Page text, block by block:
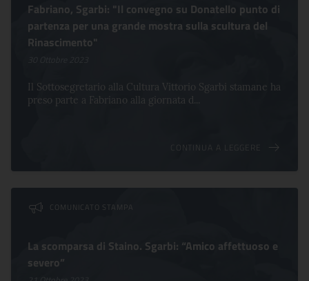
Fabriano, Sgarbi: "Il convegno su Donatello punto di
partenza per una grande mostra sulla scultura del
Rinascimento"
Il Sottosegretario alla Cultura Vittorio Sgarbi stamane ha
preso parte a Fabriano alla giornata d...
CONTINUA A LEGGERE
COMUNICATO STAMPA
La scomparsa di Staino. Sgarbi: “Amico affettuoso e
severo”